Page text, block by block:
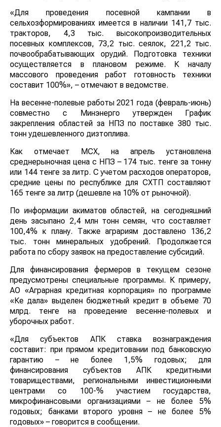
«Для проведения посевной кампании в
сельхозформированиях имеется в наличии 141,7 тыс.
тракторов, 4,3 тыс. высокопроизводительных
посевных комплексов, 73,2 тыс. сеялок, 221,2 тыс.
почвообрабатывающих орудий. Подготовка техники
осуществляется в плановом режиме. К началу
массового проведения работ готовность техники
составит 100%», – отмечают в ведомстве.
На весенне-полевые работы 2021 года (февраль-июнь)
совместно с Минэнерго утвержден График
закрепления областей за НПЗ по поставке 380 тыс.
тонн удешевленного дизтоплива.
Как отмечает МСХ, на апрель установлена
среднерыночная цена с НПЗ – 174 тыс. тенге за тонну
или 144 тенге за литр. С учетом расходов операторов,
средние цены по республике для СХТП составляют
165 тенге за литр (дешевле на 10% от рыночной).
По информации акиматов областей, на сегодняшний
день засыпано 2,4 млн тонн семян, что составляет
100,4% к плану. Также аграриям доставлено 136,2
тыс. тонн минеральных удобрений. Продолжается
работа по сбору заявок на предоставление субсидий.
Для финансирования фермеров в текущем сезоне
предусмотрены специальные программы. К примеру,
АО «Аграрная кредитная корпорация» по программе
«Кең дала» выделен бюджетный кредит в объеме 70
млрд. тенге на проведение весенне-полевых и
уборочных работ.
«Для субъектов АПК ставка вознаграждения
составит: при прямом кредитовании под банковскую
гарантию – не более 1,5% годовых; для
финансирования субъектов АПК кредитными
товариществами, региональными инвестиционными
центрами со 100-% участием государства,
микрофинансовыми организациями – не более 5%
годовых; банками второго уровня – не более 5%
годовых» – говорится в сообщении.